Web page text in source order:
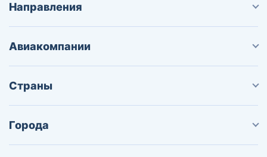
Направления
Авиакомпании
Страны
Города